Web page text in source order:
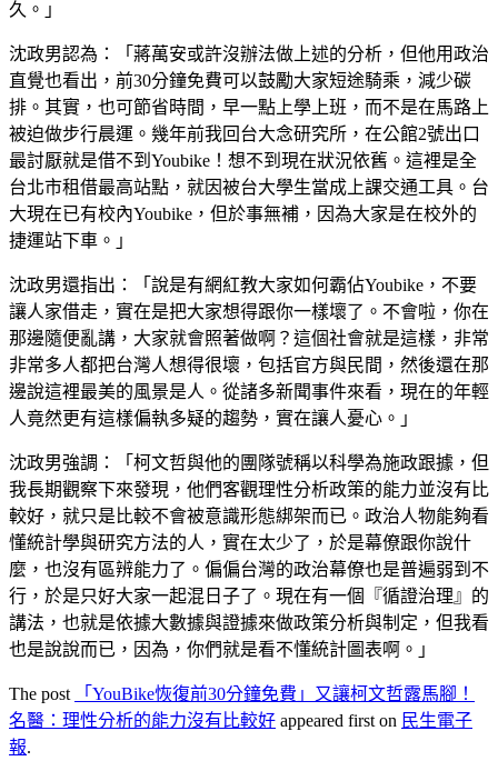
久。」
沈政男認為：「蔣萬安或許沒辦法做上述的分析，但他用政治
直覺也看出，前30分鐘免費可以鼓勵大家短途騎乘，減少碳
排。其實，也可節省時間，早一點上學上班，而不是在馬路上
被迫做步行晨運。幾年前我回台大念研究所，在公館2號出口
最討厭就是借不到Youbike！想不到現在狀況依舊。這裡是全
台北市租借最高站點，就因被台大學生當成上課交通工具。台
大現在已有校內Youbike，但於事無補，因為大家是在校外的
捷運站下車。」
沈政男還指出：「說是有網紅教大家如何霸佔Youbike，不要
讓人家借走，實在是把大家想得跟你一樣壞了。不會啦，你在
那邊隨便亂講，大家就會照著做啊？這個社會就是這樣，非常
非常多人都把台灣人想得很壞，包括官方與民間，然後還在那
邊說這裡最美的風景是人。從諸多新聞事件來看，現在的年輕
人竟然更有這樣偏執多疑的趨勢，實在讓人憂心。」
沈政男強調：「柯文哲與他的團隊號稱以科學為施政跟據，但
我長期觀察下來發現，他們客觀理性分析政策的能力並沒有比
較好，就只是比較不會被意識形態綁架而已。政治人物能夠看
懂統計學與研究方法的人，實在太少了，於是幕僚跟你說什
麼，也沒有區辨能力了。偏偏台灣的政治幕僚也是普遍弱到不
行，於是只好大家一起混日子了。現在有一個『循證治理』的
講法，也就是依據大數據與證據來做政策分析與制定，但我看
也是說說而已，因為，你們就是看不懂統計圖表啊。」
The post
「YouBike恢復前30分鐘免費」又讓柯文哲露馬腳！
名醫：理性分析的能力沒有比較好 appeared first on 民生電子
報.